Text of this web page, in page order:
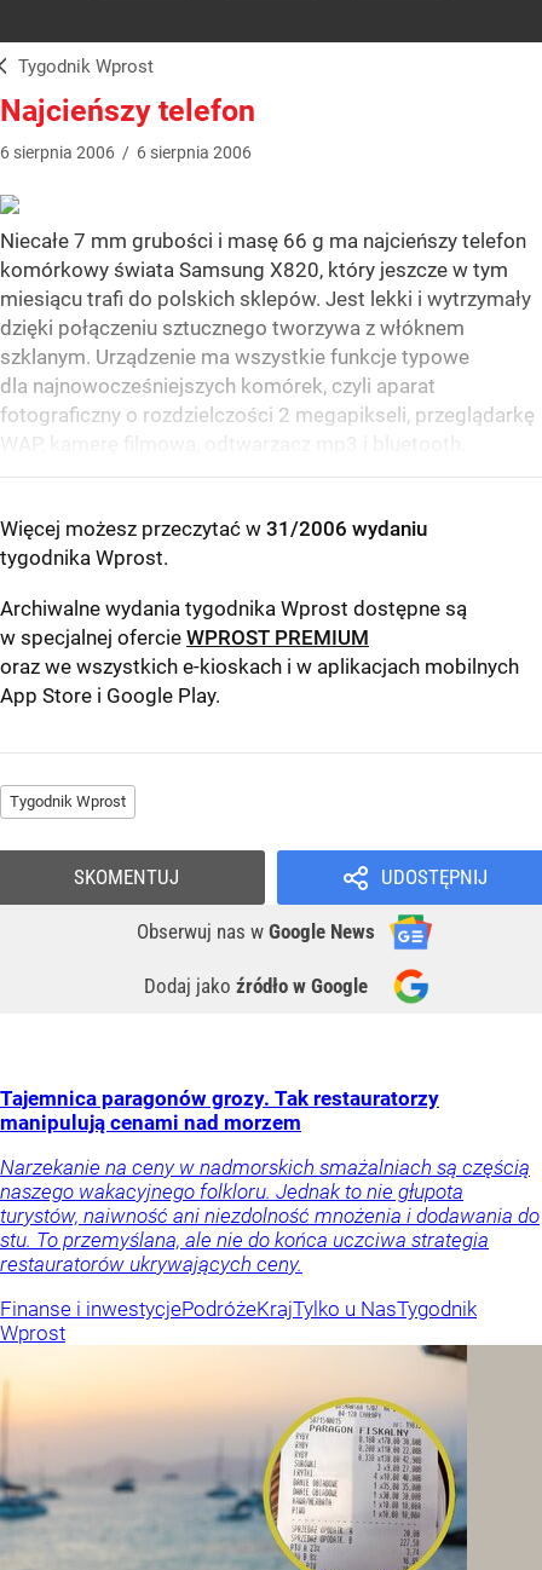
Tygodnik Wprost
Najcieńszy telefon
6 sierpnia 2006 / 6 sierpnia 2006
Niecałe 7 mm grubości i masę 66 g ma najcieńszy telefon
komórkowy świata Samsung X820, który jeszcze w tym
miesiącu trafi do polskich sklepów. Jest lekki i wytrzymały
dzięki połączeniu sztucznego tworzywa z włóknem
szklanym. Urządzenie ma wszystkie funkcje typowe
dla najnowocześniejszych komórek, czyli aparat
fotograficzny o rozdzielczości 2 megapikseli, przeglądarkę
WAP, kamerę filmową, odtwarzacz mp3 i bluetooth.
Więcej możesz przeczytać w 31/2006 wydaniu
tygodnika Wprost.
Archiwalne wydania tygodnika Wprost dostępne są
w specjalnej ofercie WPROST PREMIUM
oraz we wszystkich e-kioskach i w aplikacjach mobilnych
App Store i Google Play.
Tygodnik Wprost
UDOSTĘPNIJ
Obserwuj nas w Google News
Dodaj jako źródło w Google
SKOMENTUJ
Tajemnica paragonów grozy. Tak restauratorzy
manipulują cenami nad morzem
Narzekanie na ceny w nadmorskich smażalniach są częścią
naszego wakacyjnego folkloru. Jednak to nie głupota
turystów, naiwność ani niezdolność mnożenia i dodawania do
stu. To przemyślana, ale nie do końca uczciwa strategia
restauratorów ukrywających ceny.
Finanse i inwestycjePodróżeKrajTylko u NasTygodnik
Wprost